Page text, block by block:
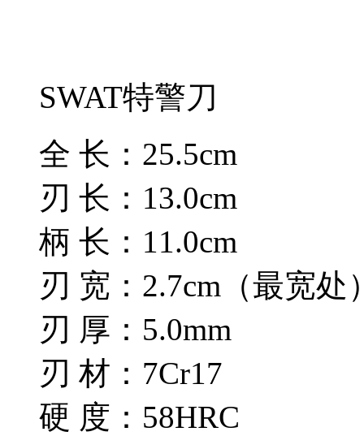
SWAT特警刀
全 长：25.5cm
刃 长：13.0cm
柄 长：11.0cm
刃 宽：2.7cm（最宽处
刃 厚：5.0mm
刃 材：7Cr17
硬 度：58HRC